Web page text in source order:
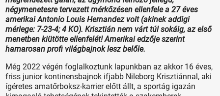
négymenetesre tervezett mérkőzésen ellenfele a 27 éves
amerikai Antonio Louis Hernandez volt (akinek addigi
mérlege: 7-23-4; 4 KO). Krisztián nem várt túl sokáig, az első
menetben kiütötte ellenfelét! Amerikai edzője szerint
hamarosan profi világbajnok lesz belőle.
Még 2022 végén foglalkoztunk lapunkban az akkor 16 éves,
friss junior kontinensbajnok ifjabb Nileborg Krisztiánnal, aki
ígéretes amatőrboksz-karrier előtt állt, a sportág igazán